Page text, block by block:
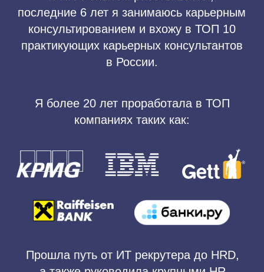
Прошла путь от ИТ рекрутера до HRD,
а также руководила крупными HR
командами до 40 человек.
психологическое (МГППУ), второе HR
магистратура в Kingston University London
(совместная программа с РАНХиГС).
«Кейт о карьере». Также я веду канал
«Кейт о карьере»
на Youtube/Rutube/Telegram и блог
@kate_career.
закрытый